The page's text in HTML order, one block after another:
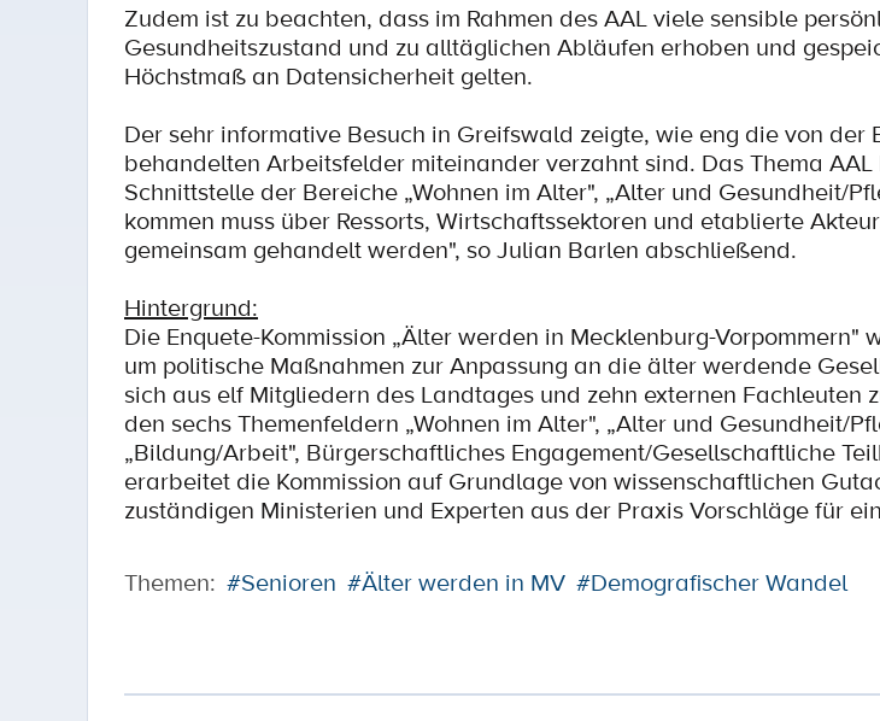
Zudem ist zu beachten, dass im Rahmen des AAL viele sensible
Gesundheitszustand und zu alltäglichen Abläufen erhoben und
Höchstmaß an Datensicherheit gelten.
Der sehr informative Besuch in Greifswald zeigte, wie eng die von der
behandelten Arbeitsfelder miteinander verzahnt sind. Das Thema
Schnittstelle der Bereiche „Wohnen im Alter", „Alter und Gesundheit/
kommen muss über Ressorts, Wirtschaftssektoren und etablierte
gemeinsam gehandelt werden", so Julian Barlen abschließend.
Hintergrund:
Die Enquete-Kommission „Älter werden in Mecklenburg-Vorpommern"
um politische Maßnahmen zur Anpassung an die älter werdende
sich aus elf Mitgliedern des Landtages und zehn externen Fachleuten
den sechs Themenfeldern „Wohnen im Alter", „Alter und Gesundheit/
„Bildung/Arbeit", Bürgerschaftliches Engagement/Gesellschaftliche
erarbeitet die Kommission auf Grundlage von wissenschaftlichen
zuständigen Ministerien und Experten aus der Praxis Vorschläge für
Themen: #Senioren #Älter werden in MV #Demografischer Wandel